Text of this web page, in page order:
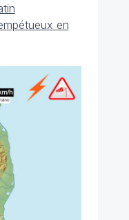
en